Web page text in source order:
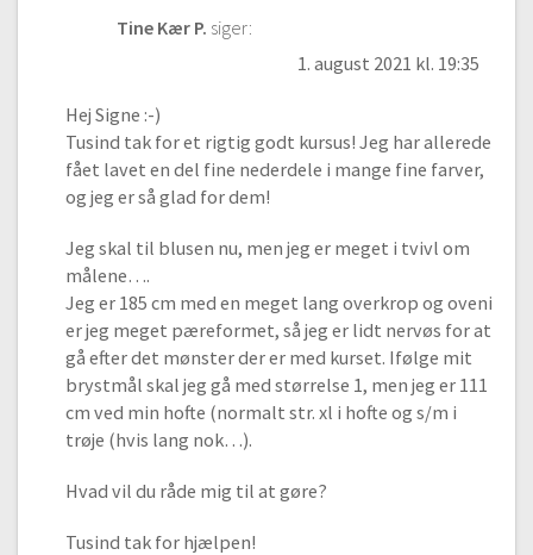
Tine Kær P. siger:
1. august 2021 kl. 19:35
Hej Signe :-)
Tusind tak for et rigtig godt kursus! Jeg har allerede
fået lavet en del fine nederdele i mange fine farver,
og jeg er så glad for dem!
Jeg skal til blusen nu, men jeg er meget i tvivl om
målene….
Jeg er 185 cm med en meget lang overkrop og oveni
er jeg meget pæreformet, så jeg er lidt nervøs for at
gå efter det mønster der er med kurset. Ifølge mit
brystmål skal jeg gå med størrelse 1, men jeg er 111
cm ved min hofte (normalt str. xl i hofte og s/m i
trøje (hvis lang nok…).
Hvad vil du råde mig til at gøre?
Tusind tak for hjælpen!